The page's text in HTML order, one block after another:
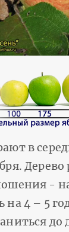
в
Дерево
-
на 4 – 5
до